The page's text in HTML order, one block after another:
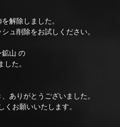
解除しました。
ュ削除をお試しください。
鉱山 の
た。
ありがとうございました。
くお願いいたします。